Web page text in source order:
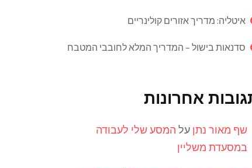
איטליה: מדריך אזורים קולינריים
סדנאות בישול – המדריך המלא לחובבי המטבח
אחרונות
שף מאור נתן על המסע שלי לעבודה
במסעדת משליין